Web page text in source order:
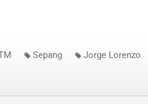
Sepang Jorge Lorenzo